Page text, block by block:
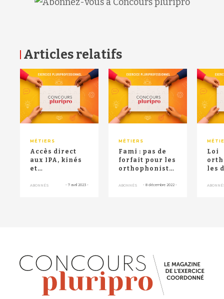
Articles relatifs
MÉTIERS
Accès direct
aux IPA, kinés
et
: l'Ordre
ABONNÉS - 7 avril 2023 -
MÉTIERS
Fami : pas de
forfait pour les
orthophonistes
pas engagé...
ABONNÉS - 8 décembre 2022 -
Loi
les
RETOUR HAUT DE PAGE